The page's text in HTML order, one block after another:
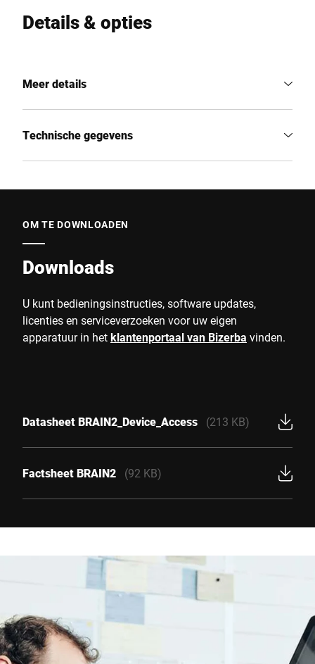
Details & opties
Meer details
Technische gegevens
OM TE DOWNLOADEN
Downloads
U kunt bedieningsinstructies, software updates,
licenties en serviceverzoeken voor uw eigen
apparatuur in hetklantenportaal van Bizerba vinden.
Datasheet BRAIN2_Device_Access (213 KB)
Factsheet BRAIN2 (92 KB)